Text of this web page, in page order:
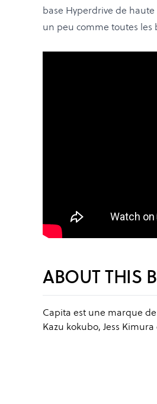
base Hyperdrive de
un peu comme toutes les
ABOUT THIS
Capita est une marque
Kazu kokubo, Jess